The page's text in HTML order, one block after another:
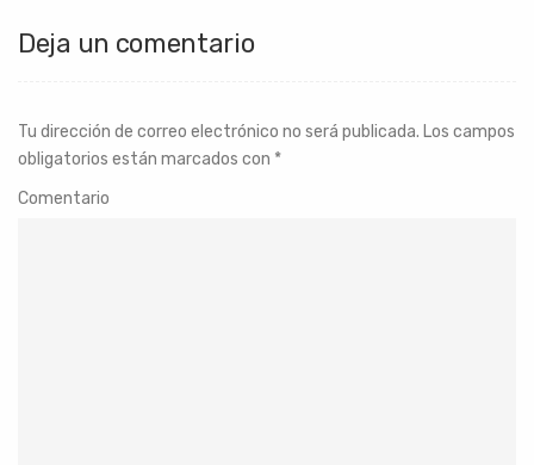
Deja un comentario
Tu dirección de correo electrónico no será publicada. Los campos
obligatorios están marcados con *
Comentario